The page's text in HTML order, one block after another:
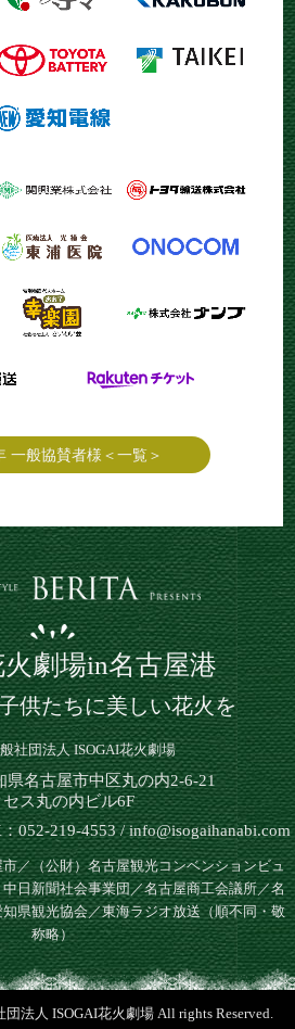
一般協賛者様＜一覧＞
劇場in名古屋港
供たちに美しい花火を
社団法人 ISOGAI花火劇場
県名古屋市中区丸の内2-6-21
ス丸の内ビル6F
052-219-4553 / info@isogaihanabi.com
／（公財）名古屋観光コンベンションビュ
日新聞社会事業団／名古屋商工会議所／名
県観光協会／東海ラジオ放送（順不同・敬
称略）
法人 ISOGAI花火劇場 All rights Reserved.